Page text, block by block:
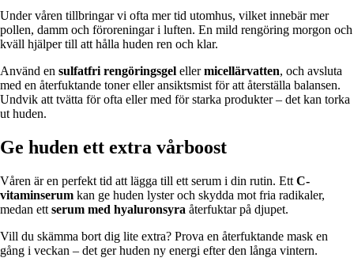
Under våren tillbringar vi ofta mer tid utomhus, vilket innebär mer
pollen, damm och föroreningar i luften. En mild rengöring morgon och
kväll hjälper till att hålla huden ren och klar.
Använd en sulfatfri rengöringsgel ellermicellärvatten, och avsluta
med en återfuktande toner eller ansiktsmist för att återställa balansen.
Undvik att tvätta för ofta eller med för starka produkter – det kan torka
ut huden.
Ge huden ett extra vårboost
Våren är en perfekt tid att lägga till ett serum i din rutin. Ett C-
vitaminserum kan ge huden lyster och skydda mot fria radikaler,
medan ett serum med hyaluronsyra återfuktar på djupet.
Vill du skämma bort dig lite extra? Prova en återfuktande mask en
gång i veckan – det ger huden ny energi efter den långa vintern.